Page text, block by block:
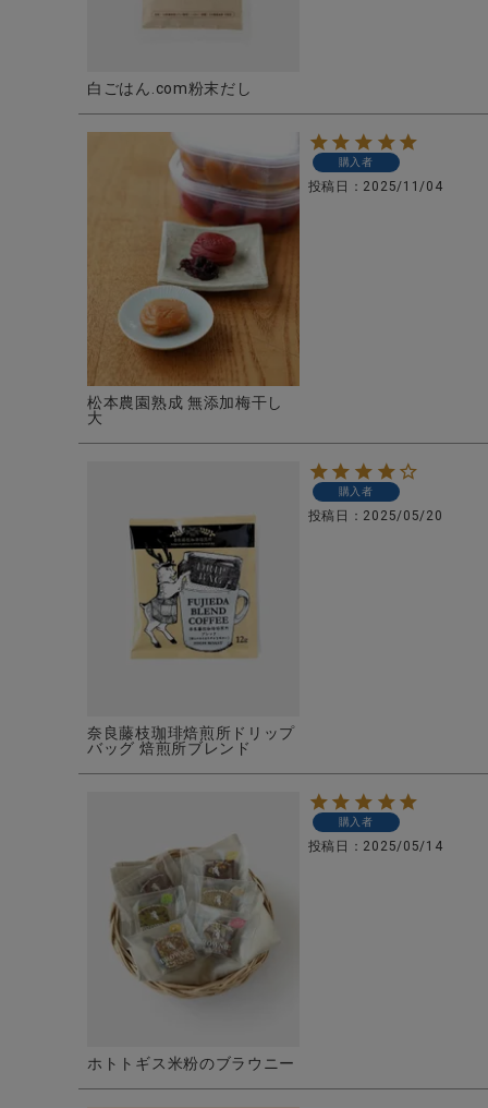
白ごはん.com粉末だし
松本農園熟成 無添加梅干し
大
購入者
投稿日 2025/11/04
奈良藤枝珈琲焙煎所ドリップ
バッグ 焙煎所ブレンド
購入者
投稿日 2025/05/20
ホトトギス米粉のブラウニー
購入者
投稿日 2025/05/14